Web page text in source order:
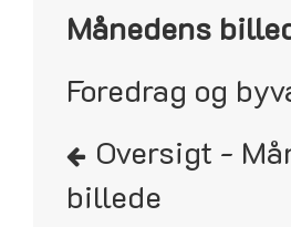
Månedens
Foredrag og
Oversigt -
billede